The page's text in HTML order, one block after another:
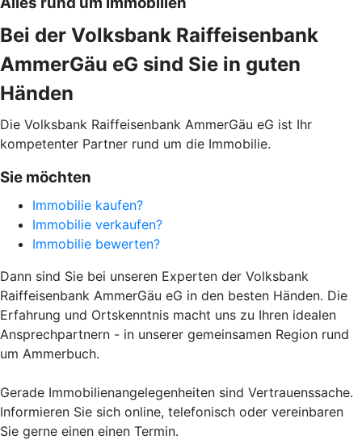
Bei der Volksbank Raiffeisenbank
AmmerGäu eG sind Sie in guten
Händen
Die Volksbank Raiffeisenbank AmmerGäu eG ist Ihr
kompetenter Partner rund um die Immobilie.
Sie möchten
Immobilie kaufen?
Immobilie verkaufen?
Immobilie bewerten?
Dann sind Sie bei unseren Experten der Volksbank
Raiffeisenbank AmmerGäu eG in den besten Händen. Die
Erfahrung und Ortskenntnis macht uns zu Ihren idealen
Ansprechpartnern - in unserer gemeinsamen Region rund
um Ammerbuch.
Gerade Immobilienangelegenheiten sind Vertrauenssache.
Informieren Sie sich online, telefonisch oder vereinbaren
Sie gerne einen einen Termin.